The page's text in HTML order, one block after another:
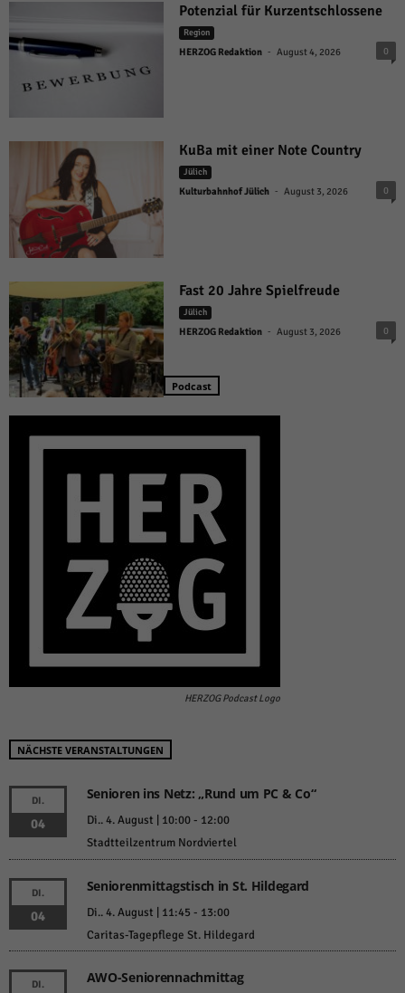
Potenzial für Kurzentschlossene
Region
HERZOG Redaktion - August 4, 2026 0
KuBa mit einer Note Country
Jülich
Kulturbahnhof Jülich - August 3, 2026 0
Fast 20 Jahre Spielfreude
Jülich
HERZOG Redaktion - August 3, 2026 0
Podcast
HERZOG Podcast Logo
NÄCHSTE VERANSTALTUNGEN
DI.
04
Senioren ins Netz: „Rund um PC & Co“
Di.. 4. August | 10:00- 12:00
Stadtteilzentrum Nordviertel
DI.
04
Seniorenmittagstisch in St. Hildegard
Di.. 4. August | 11:45 - 13:00
Caritas-Tagepflege St. Hildegard
DI. AWO-Seniorennachmittag